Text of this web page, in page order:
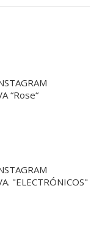
“Rose“
"ELECTRÓNICOS"